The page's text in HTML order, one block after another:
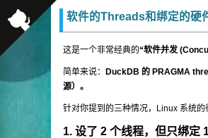
软件的Threads和绑定的硬
这是一个非常经典的“软件并发
简单来说： DuckDB 的 PRAGMA
源）。
针对你提到的三种情况，Linux 系统的
1. 设了 2 个线程，但只绑定